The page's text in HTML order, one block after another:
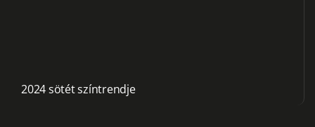
2024 sötét színtrendje